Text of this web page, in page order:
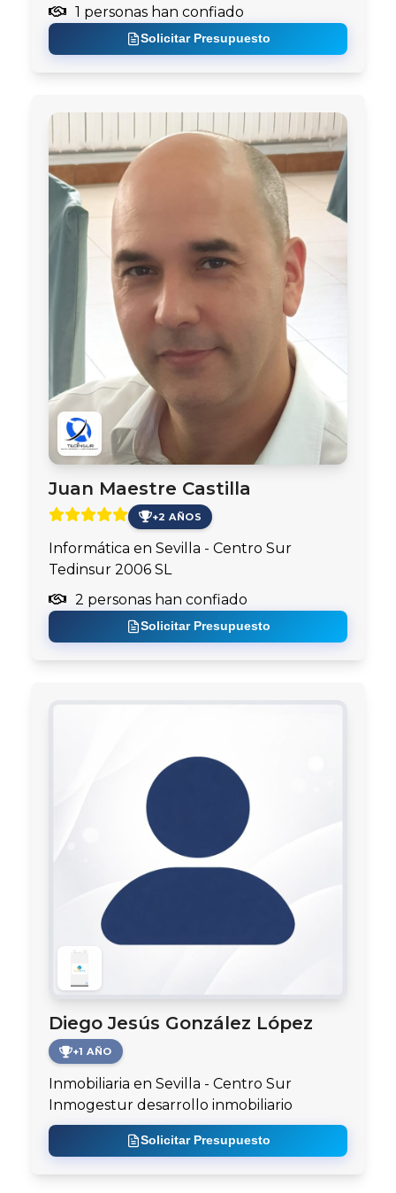
1 personas han confiado
Solicitar Presupuesto
Juan Maestre Castilla
+2 AÑOS
Informática en Sevilla - Centro Sur
Tedinsur 2006 SL
2 personas han confiado
Solicitar Presupuesto
Diego Jesús González López
+1 AÑO
Inmobiliaria en Sevilla - Centro Sur
Inmogestur desarrollo inmobiliario
Solicitar Presupuesto